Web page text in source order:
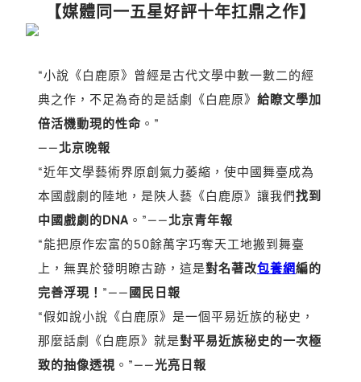
【媒體同一五星好評十年扛鼎之作】
“小說《白鹿原》曾經是古代文學中數一數二的經
典之作，不足為奇的是話劇《白鹿原》 給瞭文學加
倍活機動現的性命 。 ”
——北京晚報
“近年文學藝術界原創氣力萎縮，使中國舞臺成為
本國戲劇的陸地，是陜人藝《白鹿原》讓我們找到
中國戲劇的DNA 。 ”——北京青年報
“能把原作宏富的50餘萬字巧奪天工地搬到舞臺
上，無異於發明瞭古跡，這是對名著改包養網編的
完善浮現！ ”——國民日報
“假如說小說《白鹿原》是一個平易近族的秘史，
那麼話劇《白鹿原》就是對平易近族秘史的一次極
致的抽像透視 。 ”——光亮日報